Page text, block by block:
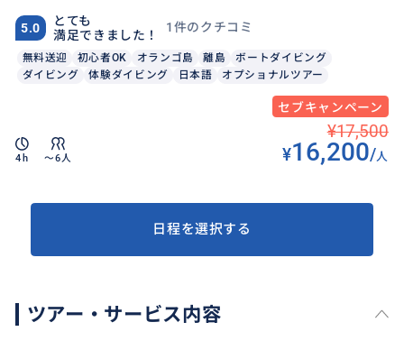
5.0
とても
満足できました！
1件のクチコミ
無料送迎 初心者OK オランゴ島 離島
ボートダイビング
ダイビング
体験ダイビング 日本語 オプショナルツアー
セブキャンペーン
4h 〜6人
¥17,500
¥16,200/人
日程を選択する
ツアー・サービス内容